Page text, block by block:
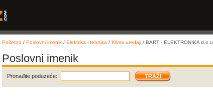
Početna / Poslovni imenik / Elektrika i tehnika / Klima uređaji / BART - ELEKTRONIKA d.o.o.
Poslovni imenik
Pronađite poduzeće: